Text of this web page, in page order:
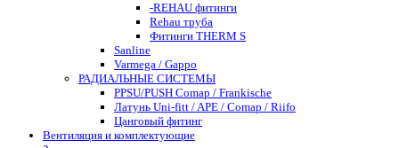
-REHAU фитинги
Rehau труба
Фитинги THERM S
Sanline
Varmega / Gappo
РАДИАЛЬНЫЕ СИСТЕМЫ
PPSU/PUSH Comap / Frankische
Латунь Uni-fitt / APE / Comap / Riifo
Цанговый фитинг
Вентиляция и комплектующие